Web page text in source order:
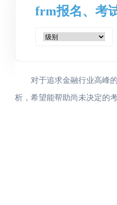
frm报名、考
对于追求金融行业高峰的
析，希望能帮助尚未决定的